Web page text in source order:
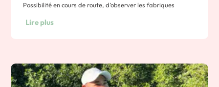
Possibilité en cours de route, d’observer les fabriques
artisanales de briques et tuiles.
plages du Pacifique.
Note : 93 kms ; 2 heures de route
Lire plus